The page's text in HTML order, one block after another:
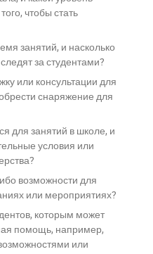
чтобы стать
занятий, и насколько
за студентами?
или консультации для
снаряжение для
для занятий в школе, и
условия или
возможности для
или мероприятиях?
которым может
помощь, например,
или